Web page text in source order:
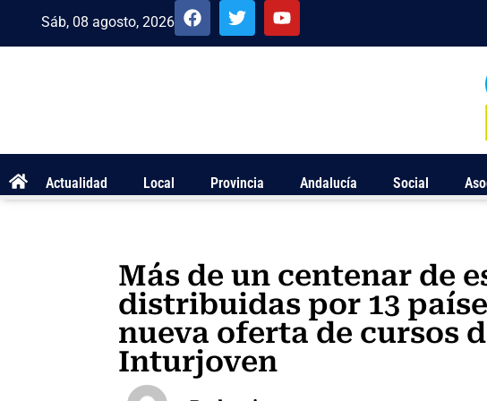
Sáb, 08 agosto, 2026
Actualidad Local Provincia Andalucía Social
Más de un centenar de
distribuidas por 13
nueva oferta de cursos
Inturjoven